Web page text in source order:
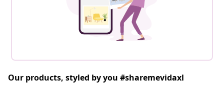
Our products, styled by you #sharemevidaxl